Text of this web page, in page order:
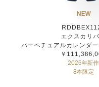
NEW
エクスカリ
パーペチュアルカレンダ
￥
2026年新作
8本限定